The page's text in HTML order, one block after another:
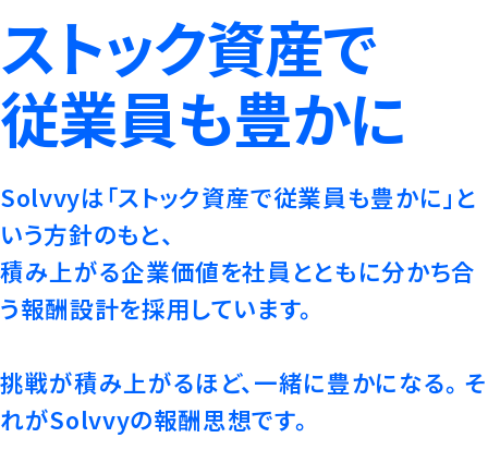
ストック資産で
従業員も豊かに
Solvvyは「ストック資産で従業員も豊かに」と
いう方針のもと、
積み上がる企業価値を社員とともに分かち合
う報酬設計を採用しています。
挑戦が積み上がるほど、一緒に豊かになる。 そ
れがSolvvyの報酬思想です。